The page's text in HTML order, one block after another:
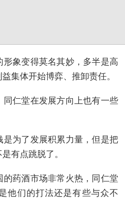
象变得莫名其妙，多半是高
集体开始博弈、推卸责任。
同仁堂在发展方向上也有一些
为了发展积累力量，但是把
有点跳脱了。
药酒市场非常火热，同仁堂
他们的打法还是有些与众不